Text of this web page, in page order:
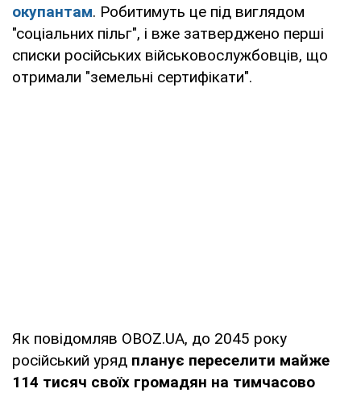
окупантам. Робитимуть це під виглядом
"соціальних пільг", і вже затверджено перші
списки російських військовослужбовців, що
отримали "земельні сертифікати".
Як повідомляв OBOZ.UA, до 2045 року
російський уряд планує переселити майже
114 тисяч своїх громадян на тимчасово